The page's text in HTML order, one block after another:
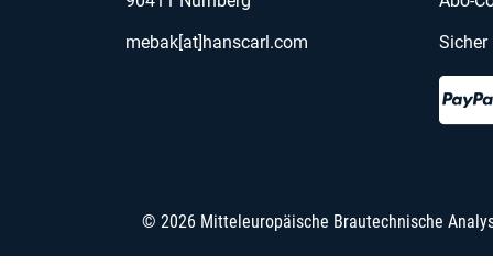
mebak[at]hanscarl.com
Sicher
© 2026 Mitteleuropäische Brautechnische